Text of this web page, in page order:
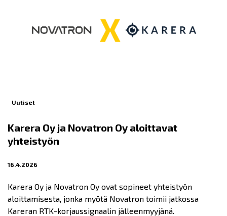
Uutiset
Karera Oy ja Novatron Oy aloittavat
yhteistyön
16.4.2026
Karera Oy ja Novatron Oy ovat sopineet yhteistyön
aloittamisesta, jonka myötä Novatron toimii jatkossa
Kareran RTK-korjaussignaalin jälleenmyyjänä.